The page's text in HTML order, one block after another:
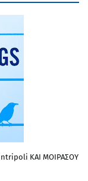
ΚΑΙ ΜΟΙΡΑΣΟΥ